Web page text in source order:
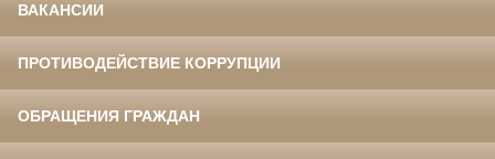
ВАКАНСИИ
ПРОТИВОДЕЙСТВИЕ КОРРУПЦИИ
ОБРАЩЕНИЯ ГРАЖДАН